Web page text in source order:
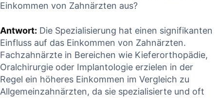
Einkommen von Zahnärzten aus?
Antwort: Die Spezialisierung⁤ hat einen signifikanten
Einfluss auf das Einkommen von⁢ Zahnärzten.
Fachzahnärzte in Bereichen‌ wie Kieferorthopädie,‍
Oralchirurgie oder Implantologie ⁢erzielen in⁣ der
Regel ein höheres Einkommen im Vergleich zu
Allgemeinzahnärzten, da sie spezialisierte ⁤und ⁤oft